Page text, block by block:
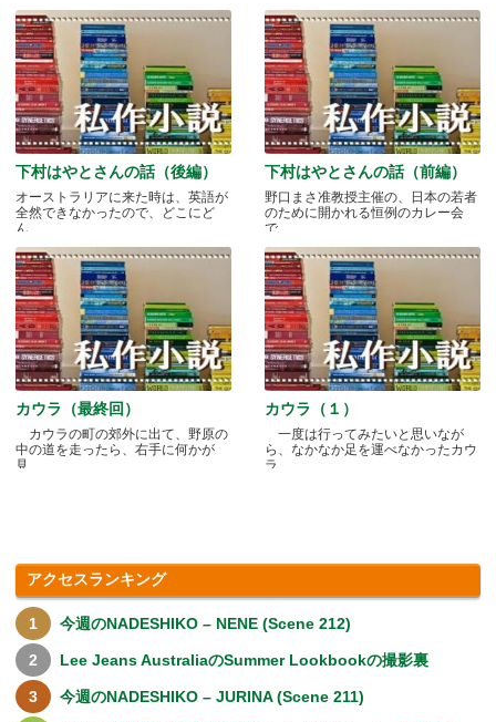
下村はやとさんの話（後編）
オーストラリアに来た時は、英語が
全然できなかったので、どこにど
ん.....
下村はやとさんの話（前編）
野口まさ准教授主催の、日本の若者
のために開かれる恒例のカレー会
で.....
カウラ（最終回）
カウラの町の郊外に出て、野原の
中の道を走ったら、右手に何かが
見.....
カウラ（１）
一度は行ってみたいと思いなが
ら、なかなか足を運べなかったカウ
ラ.....
アクセスランキング
今週のNADESHIKO – NENE (Scene 212)
Lee Jeans AustraliaのSummer Lookbookの撮影裏
今週のNADESHIKO – JURINA (Scene 211)